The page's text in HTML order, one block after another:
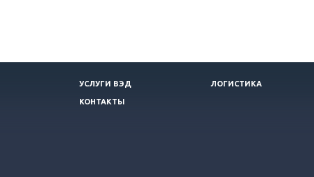
УСЛУГИ ВЭД ЛОГИСТИКА
КОНТАКТЫ